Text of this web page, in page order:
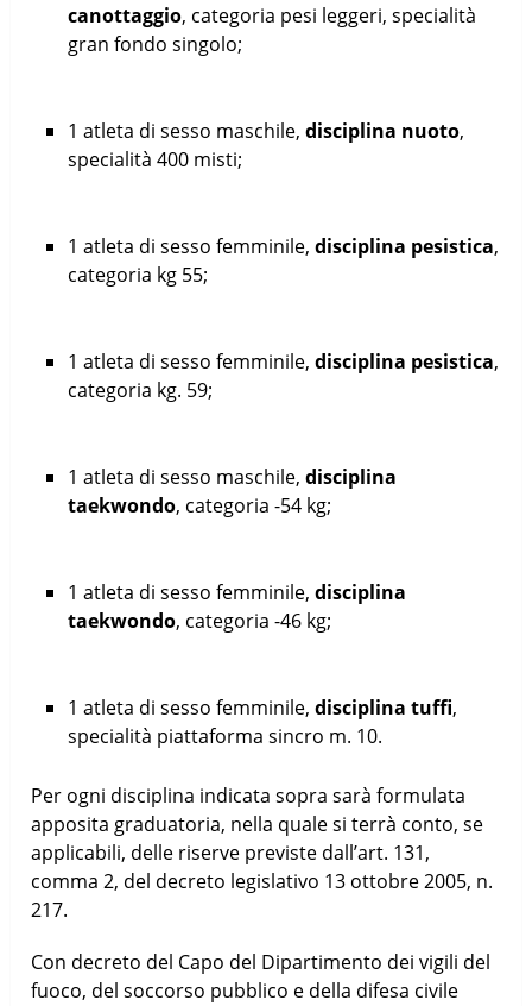
canottaggio, categoria pesi leggeri, specialità
gran fondo singolo;
1 atleta di sesso maschile, disciplina nuoto,
specialità 400 misti;
1 atleta di sesso femminile, disciplina pesistica,
categoria kg 55;
1 atleta di sesso femminile, disciplina pesistica,
categoria kg. 59;
1 atleta di sesso maschile, disciplina
taekwondo, categoria -54 kg;
1 atleta di sesso femminile, disciplina
taekwondo, categoria -46 kg;
1 atleta di sesso femminile, disciplina tuffi,
specialità piattaforma sincro m. 10.
Per ogni disciplina indicata sopra sarà formulata
apposita graduatoria, nella quale si terrà conto, se
applicabili, delle riserve previste dall’art. 131,
comma 2, del decreto legislativo 13 ottobre 2005, n.
217.
Con decreto del Capo del Dipartimento dei vigili del
fuoco, del soccorso pubblico e della difesa civile